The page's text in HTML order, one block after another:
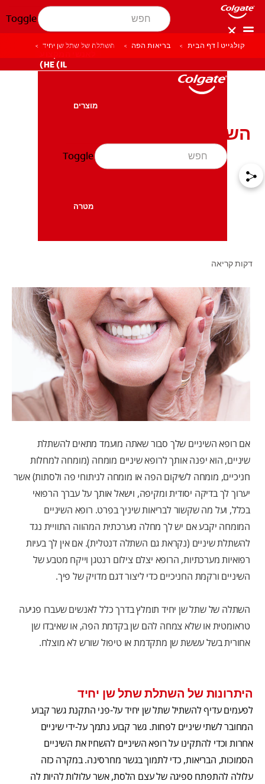
Toggle
לאנשי המקצוע
HE (IL)
HE (IL)
מוצרים
בריאות הפה
מטרה
Toggle
קולגייט | דף הבית בריאות הפה השתלה של שתל שן יחיד
השתלה של שתל שן יחיד
דקות קריאה
אם רופא השיניים שלך סבור שאתה מועמד מתאים להשתלת
שיניים, הוא יפנה אותך לרופא שיניים מומחה (מומחה למחלות
חניכיים, מומחה לשיקום הפה או מומחה לניתוחי פה ולסתות) אשר
יערוך לך בדיקה יסודית ומקיפה, וישאל אותך על עברך הרפואי
בכלל, ועל מה שקשור לבריאות שיניך בפרט. רופא השיניים
המומחה יקבע אם יש לך מחלה מערכתית המהווה התוויית נגד
להשתלת שיניים (נקראת גם השתלה דנטלית). אם אין לך בעיות
רפואיות מערכתיות, הרופא יצלם צילום רנטגן וייקח מטבע של
השיניים ורקמת החניכיים כדי ליצור דגם מדויק של פיך.
השתלה של שתל שן יחיד תומלץ בדרך כלל לאנשים שעברו פגיעה
טראומטית או שלא צמחה להם שן בקדמת הפה, או שאיבדו שן
אחורית בשל עששת שן מתקדמת או טיפול שורש לא מוצלח.
היתרונות של השתלת שתל שן יחיד
לפעמים עדיף להשתיל שתל שן יחיד על-פני התקנת גשר קבוע
המחובר לשתי שיניים לפחות. גשר קבוע נתמך על-ידי שיניים
אחרות וכדי להתקינו על רופא השיניים להשחיז את השיניים
הסמוכות, הבריאות, כדי לתמוך בגשר מחרסינה. במקרה כזה
עלולה להתפתח ספיגה של עצם הלסת, אשר עלולות להיות לה